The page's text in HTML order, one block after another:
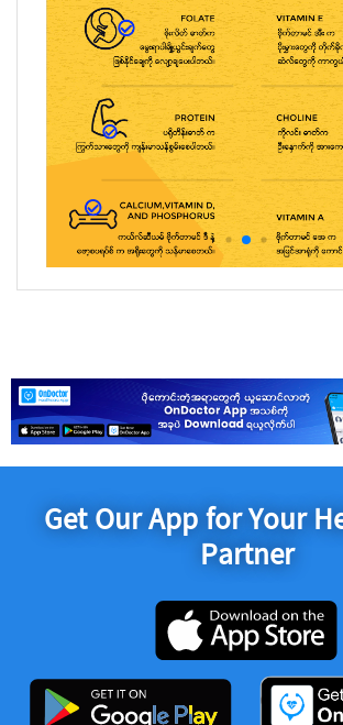
Get Our App for Your
Partner